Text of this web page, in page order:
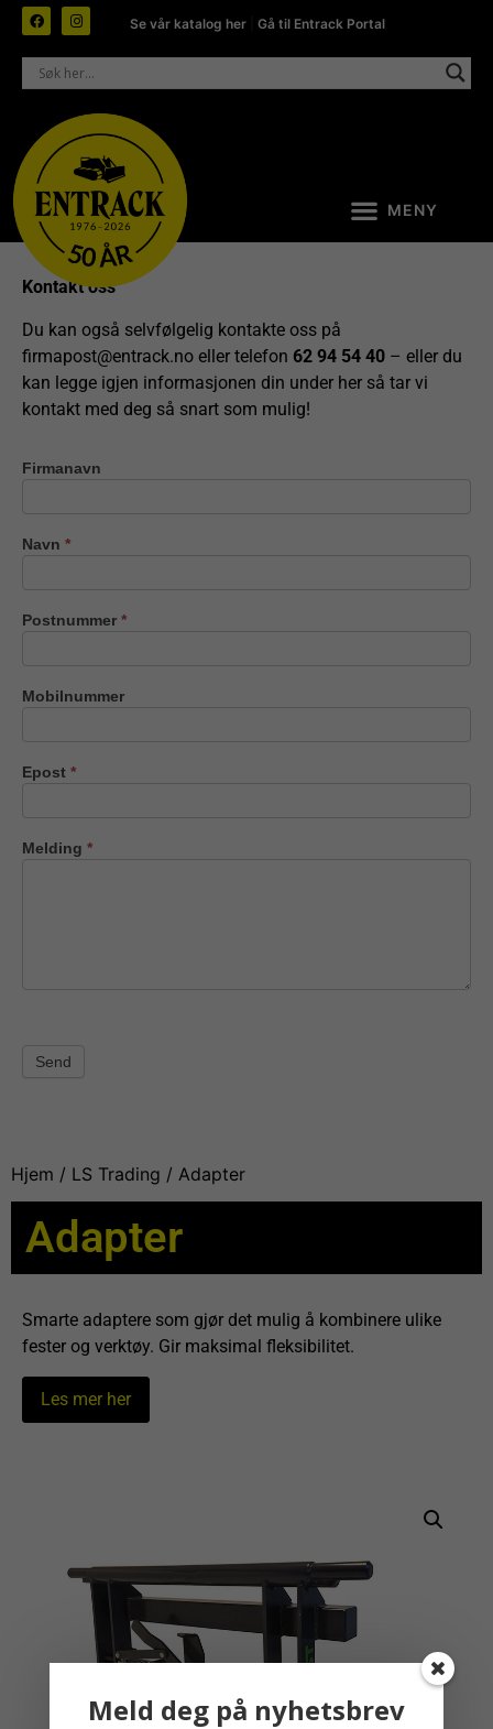
Se vår katalog her |Gå til Entrack Portal
Kontakt oss
Du kan også selvfølgelig kontakte oss på
firmapost@entrack.no eller telefon 62 94 54 40 – eller du
kan legge igjen informasjonen din under her så tar vi
kontakt med deg så snart som mulig!
Kontakt
Firmanavn
Navn *
Postnummer *
Mobilnummer
Epost *
Melding *
Send
Hjem / LS Trading / Adapter
Adapter
Smarte adaptere som gjør det mulig å kombinere ulike
fester og verktøy. Gir maksimal fleksibilitet.
Les mer her
Meld deg på nyhetsbrev